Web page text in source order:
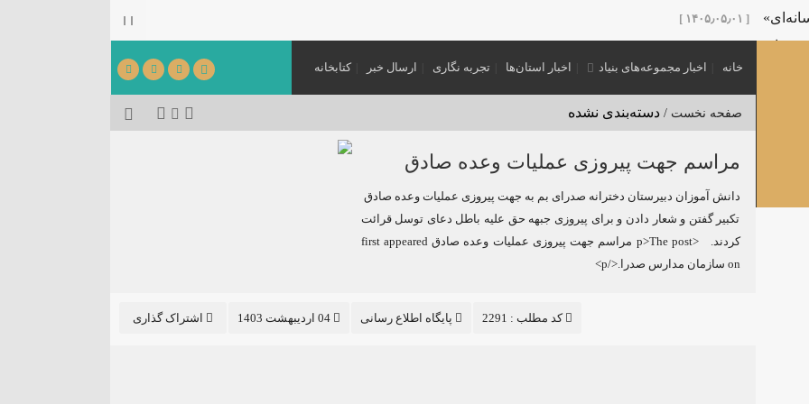
[ ۱۴۰۵٫۰۵٫۰۱ ]
پدر امت»
کنش‌گران عرصه تربیتی با عنوان «نشست مرشد» در کرمان برگزار می‌شود. [ ۱۴۰۵٫۰۳٫۳۱ ]
نوجوانی [ ۱۴۰۵٫۰۳٫۲۵ ]
هیئت‌های نوجوانی منتشر شد. [ ۱۴۰۵٫۰۳٫۲۵ ]
خانه اخبار مجموعه‌های بنیاد اخبار استان‌ها تجربه نگاری ارسال خبر کتابخانه
صفحه نخست / دسته‌بندی نشده
مراسم جهت پیروزی عملیات وعده صادق
دانش آموزان دبیرستان دخترانه صدرای بم به جهت پیروزی عملیات وعده صادق
تکبیر گفتن و شعار دادن و برای پیروزی جبهه حق علیه باطل دعای توسل قرائت
کردند. <p>The post مراسم جهت پیروزی عملیات وعده صادق first appeared
on سازمان مدارس صدرا.</p>
اشتراک گذاری پایگاه اطلاع رسانی کد مطلب : 2291